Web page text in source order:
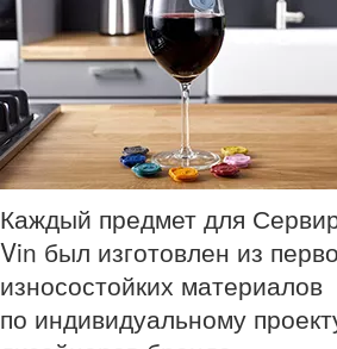
Каждый предмет для
Vin был изготовлен из
износостойких материалов
по индивидуальному